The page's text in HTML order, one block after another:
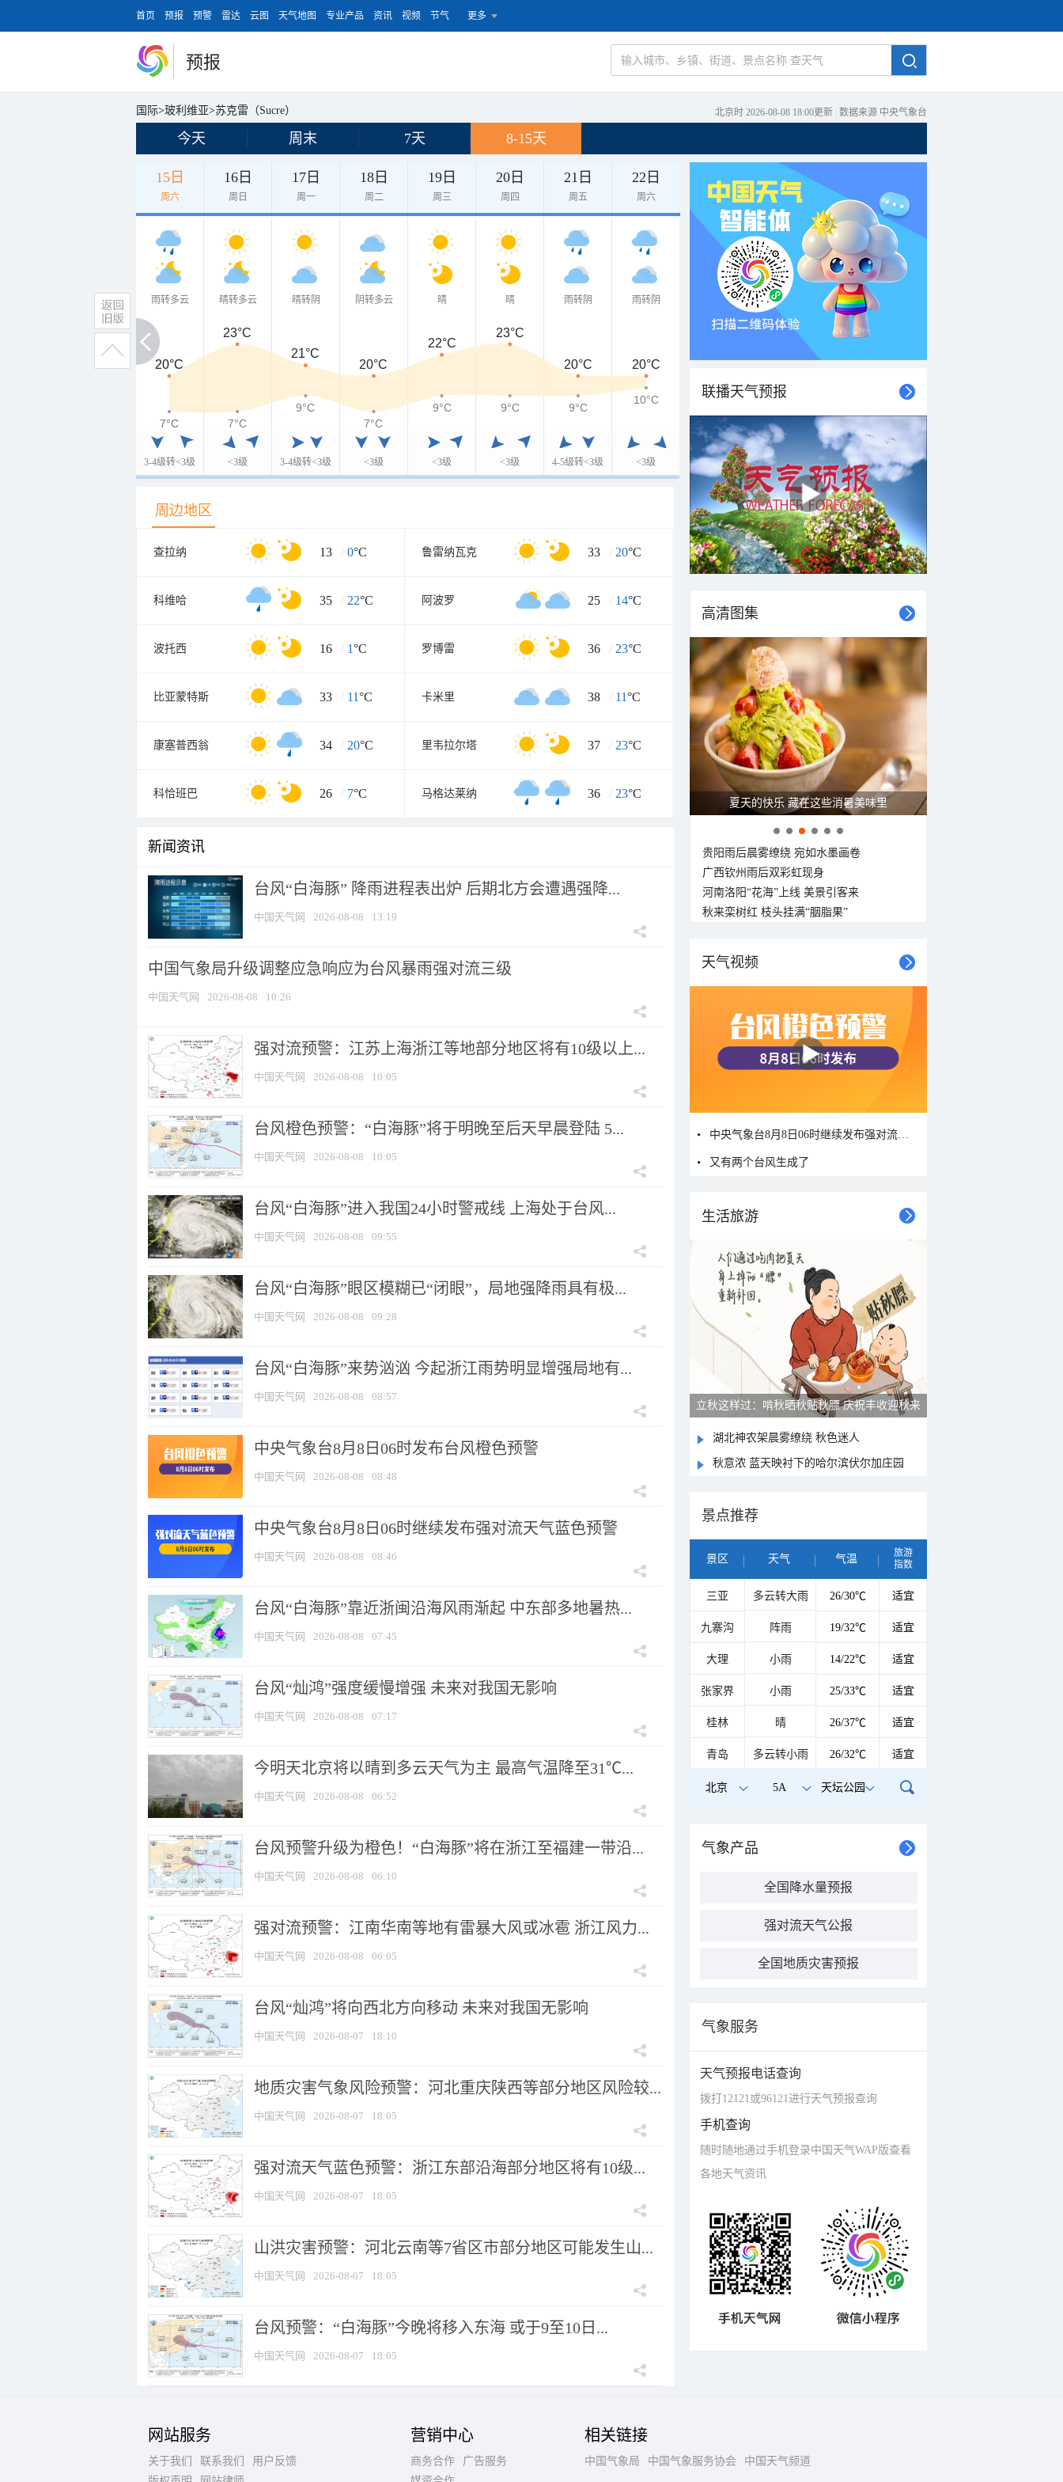
首页 预报 预警 雷达 云图 天气地图 专业产品 资讯 视频 节气 更多
预报
国际>玻利维亚>苏克雷（Sucre） 北京时 2026-08-08 18:00更新 数据来源 中央气象台
今天 周末 7天 8-15天
15日
周六
16日
周日
17日
周一
18日
周二
19日
周三
20日
周四
21日
周五
22日
周六
雨转多云
3-4级转<3级
晴转多云
<3级
晴转阴
3-4级转<3级
阴转多云
<3级
晴
<3级
晴
<3级
雨转阴
4-5级转<3级
雨转阴
<3级
20°C
20°C
23°C
21°C
20°C
22°C
23°C
20°C 20°C
7°C
7°C 7°C
9°C
7°C
9°C 9°C 9°C
10°C
周边地区
查拉纳 13 / 0°C 鲁雷纳瓦克 33 / 20°C
科维哈 35 / 22°C 阿波罗 25 / 14°C
波托西 16 / 1°C 罗博雷 36 / 23°C
比亚蒙特斯 33 / 11°C 卡米里 38 / 11°C
康塞普西翁 34 / 20°C 里韦拉尔塔 37 / 23°C
科恰班巴 26 / 7°C 马格达莱纳 36 / 23°C
新闻资讯
台风“白海豚” 降雨进程表出炉 后期北方会遭遇强降...
中国天气网 2026-08-08 13:19
中国气象局升级调整应急响应为台风暴雨强对流三级
中国天气网 2026-08-08 10:26
强对流预警：江苏上海浙江等地部分地区将有10级以上...
中国天气网 2026-08-08 10:05
台风橙色预警：“白海豚”将于明晚至后天早晨登陆 5...
中国天气网 2026-08-08 10:05
台风“白海豚”进入我国24小时警戒线 上海处于台风...
中国天气网 2026-08-08 09:55
台风“白海豚”眼区模糊已“闭眼”，局地强降雨具有极...
中国天气网 2026-08-08 09:28
台风“白海豚”来势汹汹 今起浙江雨势明显增强局地有...
中国天气网 2026-08-08 08:57
中央气象台8月8日06时发布台风橙色预警
中国天气网 2026-08-08 08:48
中央气象台8月8日06时继续发布强对流天气蓝色预警
中国天气网 2026-08-08 08:46
台风“白海豚”靠近浙闽沿海风雨渐起 中东部多地暑热...
中国天气网 2026-08-08 07:45
台风“灿鸿”强度缓慢增强 未来对我国无影响
中国天气网 2026-08-08 07:17
今明天北京将以晴到多云天气为主 最高气温降至31℃...
中国天气网 2026-08-08 06:52
台风预警升级为橙色！“白海豚”将在浙江至福建一带沿...
中国天气网 2026-08-08 06:10
强对流预警：江南华南等地有雷暴大风或冰雹 浙江风力...
中国天气网 2026-08-08 06:05
台风“灿鸿”将向西北方向移动 未来对我国无影响
中国天气网 2026-08-07 18:10
地质灾害气象风险预警：河北重庆陕西等部分地区风险较...
中国天气网 2026-08-07 18:05
强对流天气蓝色预警：浙江东部沿海部分地区将有10级...
中国天气网 2026-08-07 18:05
山洪灾害预警：河北云南等7省区市部分地区可能发生山...
中国天气网 2026-08-07 18:05
台风预警：“白海豚”今晚将移入东海 或于9至10日...
中国天气网 2026-08-07 18:05
联播天气预报
高清图集
夏天的快乐 藏在这些消暑美味里
贵阳雨后晨雾缭绕 宛如水墨画卷
广西钦州雨后双彩虹现身
河南洛阳“花海”上线 美景引客来
秋来栾树红 枝头挂满“胭脂果”
天气视频
中央气象台8月8日06时继续发布强对流天气蓝色预警
又有两个台风生成了
生活旅游
立秋这样过：啃秋晒秋贴秋膘 庆祝丰收迎秋来
湖北神农架晨雾缭绕 秋色迷人
秋意浓 蓝天映衬下的哈尔滨伏尔加庄园
景点推荐
景区 天气 气温
旅游
指数
三亚 多云转大雨 26/30℃ 适宜
九寨沟 阵雨 19/32℃ 适宜
大理 小雨 14/22℃ 适宜
张家界 小雨 25/33℃ 适宜
桂林 晴 26/37℃ 适宜
青岛 多云转小雨 26/32℃ 适宜
北京 5A 天坛公园
气象产品
全国降水量预报
强对流天气公报
全国地质灾害预报
气象服务
天气预报电话查询
拨打12121或96121进行天气预报查询
手机查询
随时随地通过手机登录中国天气WAP版查看
各地天气资讯
网站服务
关于我们 联系我们
用户反馈
营销中心
商务合作
广告服务
相关链接
中国气象局 中国气象服务协会 中国天气频道